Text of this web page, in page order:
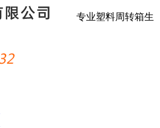
专业塑料周转箱生